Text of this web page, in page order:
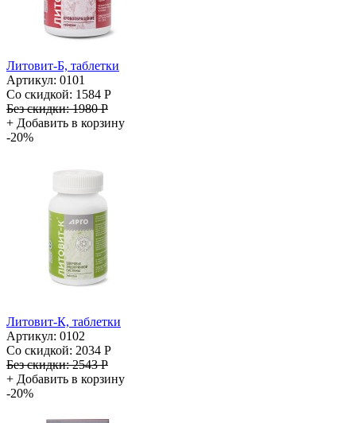
Литовит-Б, таблетки
Артикул: 0101
Со скидкой: 1584 Р
Без скидки:1980 Р
+ Добавить в корзину
-20%
Литовит-К, таблетки
Артикул: 0102
Со скидкой: 2034 Р
Без скидки:2543 Р
+ Добавить в корзину
-20%